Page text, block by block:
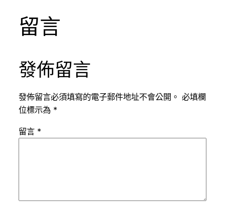
留言
發佈留言
發佈留言必須填寫的電子郵件地址不會公開。 必填欄
位標示為 *
留言 *